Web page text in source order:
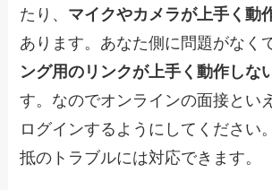
たり、 マイクやカメラが上手く動
あります。あなた側に問題がなく
ング用のリンクが上手く動作しな
す。なのでオンラインの面接とい
ログインするようにしてください
抵のトラブルには対応できます。